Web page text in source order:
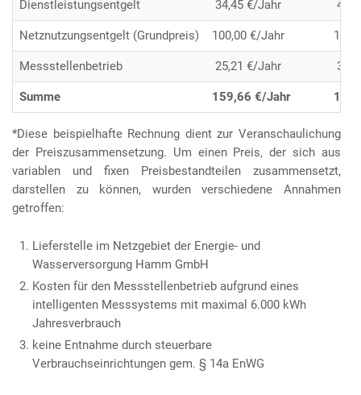
Dienstleistungsentgelt 34,45 €/Jahr
Netznutzungsentgelt (Grundpreis) 100,00 €/Jahr
Messstellenbetrieb 25,21 €/Jahr
Summe 159,66 €/Jahr
*Diese beispielhafte Rechnung dient zur Veranschaulichung
der Preiszusammensetzung. Um einen Preis, der sich aus
variablen und fixen Preisbestandteilen zusammensetzt,
darstellen zu können, wurden verschiedene Annahmen
getroffen:
Lieferstelle im Netzgebiet der Energie- und
Wasserversorgung Hamm GmbH
Kosten für den Messstellenbetrieb aufgrund eines
intelligenten Messsystems mit maximal 6.000 kWh
Jahresverbrauch
keine Entnahme durch steuerbare
Verbrauchseinrichtungen gem. § 14a EnWG